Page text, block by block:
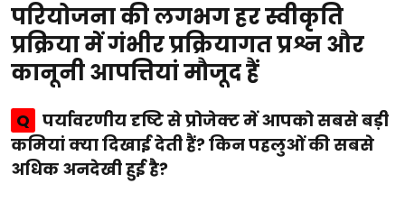
परियोजना की लगभग हर स्वीकृति
प्रक्रिया में गंभीर प्रक्रियागत प्रश्न और
कानूनी आपत्तियां मौजूद हैं
Q पर्यावरणीय दृष्टि से प्रोजेक्ट में आपको सबसे बड़ी
कमियां क्या दिखाई देती हैं? किन पहलुओं की सबसे
अधिक अनदेखी हुई है?